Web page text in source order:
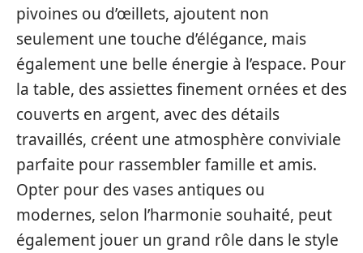
pivoines ou d’œillets, ajoutent non
seulement une touche d’élégance, mais
également une belle énergie à l’espace. Pour
la table, des assiettes finement ornées et des
couverts en argent, avec des détails
travaillés, créent une atmosphère conviviale
parfaite pour rassembler famille et amis.
Opter pour des vases antiques ou
modernes, selon l’harmonie souhaité, peut
également jouer un grand rôle dans le style